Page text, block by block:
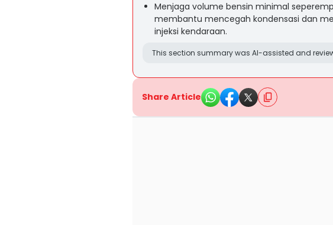
Menjaga volume bensin minimal
membantu mencegah kondensasi dan
injeksi kendaraan.
This section summary was AI-assisted and
Share Article